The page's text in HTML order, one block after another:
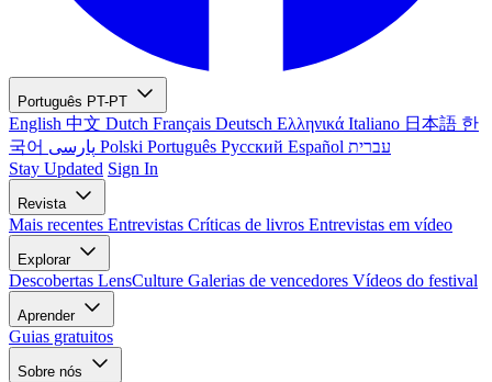
Português PT-PT
English 中文 Dutch Français Deutsch Ελληνικά Italiano 日本語 한
국어
Polski Português Русский Español עברית
Stay Updated Sign In
Revista
Mais recentes Entrevistas Críticas de livros Entrevistas em vídeo
Explorar
Descobertas LensCulture Galerias de vencedores Vídeos do festival
Aprender
Guias gratuitos
Sobre nós